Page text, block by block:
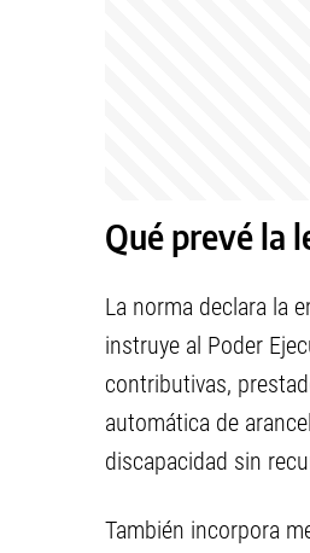
Qué prevé la
La norma declara la
instruye al Poder
contributivas,
automática de
discapacidad sin
También incorpora